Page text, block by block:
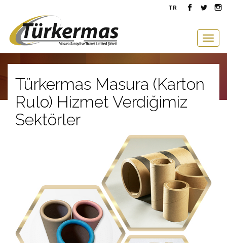
TR
Türkermas Masura (Karton
Rulo) Hizmet Verdiğimiz
Sektörler